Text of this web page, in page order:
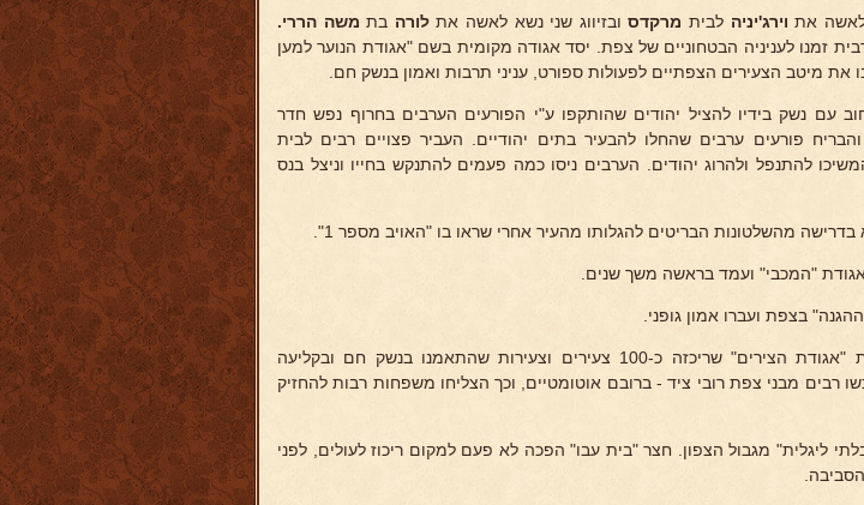
וירג'יניה לבית מרקדסובזיווג שני נשא לאשה אתלורה בת משה הררי.
זמנו לעניניה הבטחוניים של צפת. יסד אגודה מקומית בשם "אגודת הנוער למען
מיטב הצעירים הצפתיים לפעולות ספורט, עניני תרבות ואמון בנשק חם.
עם נשק בידיו להציל יהודים שהותקפו ע"י הפורעים הערבים בחרוף נפש חדר
פורעים ערבים שהחלו להבעיר בתים יהודיים. העביר פצויים רבים לבית
להתנפל ולהרוג יהודים. הערבים ניסו כמה פעמים להתנקש בחייו וניצל בנס
מהשלטונות הבריטים להגלותו מהעיר אחרי שראו בו "האויב מספר 1".
בצפת ועברו אמון גופני.
בשנת 1935 יסד בצפת את "אגודת הצירים" שריכזה כ-100 צעירים וצעירות שהתאמנו בנשק חם ובקליעה
רבים מבני צפת רובי ציד - ברובם אוטומטיים, וכך הצליחו משפחות רבות להחזיק
ליגלית" מגבול הצפון. חצר "בית עבו" הפכה לא פעם למקום ריכוז לעולים, לפני